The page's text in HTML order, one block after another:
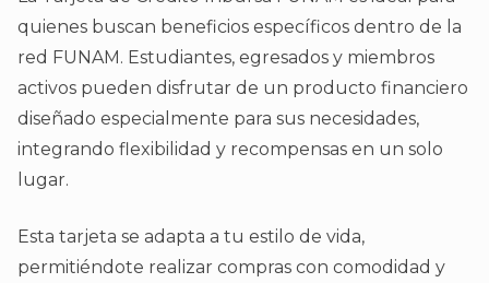
quienes buscan beneficios específicos dentro de la
red FUNAM. Estudiantes, egresados y miembros
activos pueden disfrutar de un producto financiero
diseñado especialmente para sus necesidades,
integrando flexibilidad y recompensas en un solo
lugar.
Esta tarjeta se adapta a tu estilo de vida,
permitiéndote realizar compras con comodidad y